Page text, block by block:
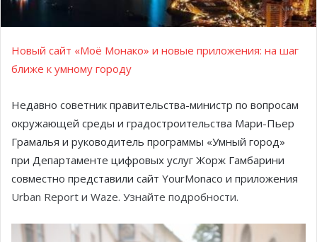
Новый сайт «Моё Монако» и новые приложения: на шаг
ближе к умному городу
Недавно советник правительства-министр по вопросам
окружающей среды и градостроительства Мари-Пьер
Грамалья и руководитель программы «Умный город»
при Департаменте цифровых услуг Жорж Гамбарини
совместно представили сайт YourMonaco и приложения
Urban Report и Waze. Узнайте подробности.